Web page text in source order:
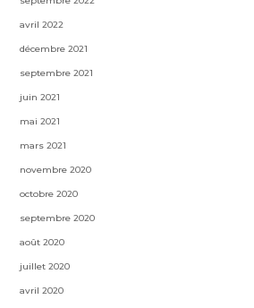
avril 2022
décembre 2021
septembre 2021
juin 2021
mai 2021
mars 2021
novembre 2020
octobre 2020
septembre 2020
août 2020
juillet 2020
avril 2020